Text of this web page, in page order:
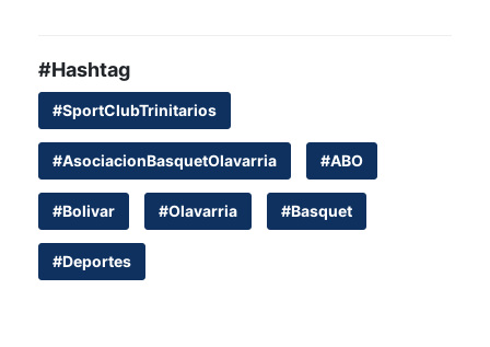
#Hashtag
#SportClubTrinitarios
#AsociacionBasquetOlavarria #ABO
#Bolivar #Olavarria #Basquet
#Deportes